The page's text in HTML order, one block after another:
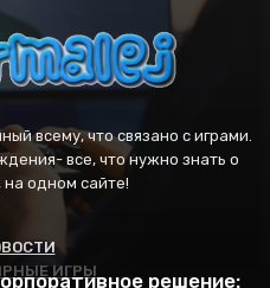
ИГРЫ
ИГРЫ
решение:
всему, что связано с играми.
все, что нужно знать о
одном сайте!